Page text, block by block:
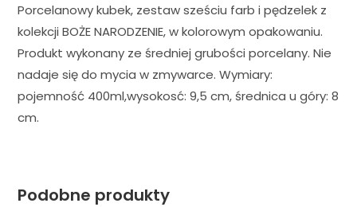
Porcelanowy kubek, zestaw sześciu farb i pędzelek z
kolekcji BOŻE NARODZENIE, w kolorowym opakowaniu.
Produkt wykonany ze średniej grubości porcelany. Nie
nadaje się do mycia w zmywarce. Wymiary:
pojemność 400ml,wysokosć: 9,5 cm, średnica u góry: 8
cm.
Podobne produkty